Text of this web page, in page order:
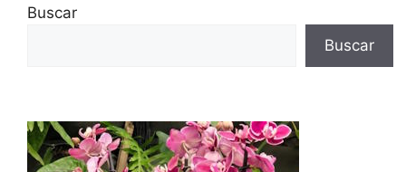
Buscar
Buscar